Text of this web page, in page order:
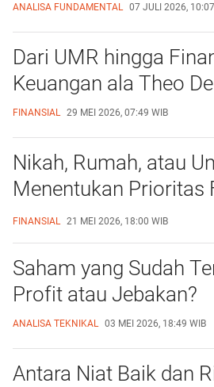
ANALISA FUNDAMENTAL 07 JULI 2026,
Dari UMR hingga
Keuangan ala Theo
FINANSIAL 29 MEI 2026, 07:49 WIB
Nikah, Rumah, atau
Menentukan Prioritas
Akal
FINANSIAL 21 MEI 2026, 18:00 WIB
Saham yang Sudah
Profit atau Jebakan?
ANALISA TEKNIKAL 03 MEI 2026, 18:49 WIB
Antara Niat Baik dan